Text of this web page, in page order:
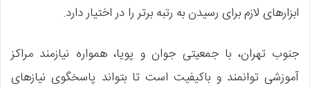
ابزارهای لازم برای رسیدن به رتبه برتر را در اختیار دارد.
جنوب تهران، با جمعیتی جوان و پویا، همواره نیازمند مراکز
آموزشی توانمند و باکیفیت است تا بتواند پاسخگوی نیازهای